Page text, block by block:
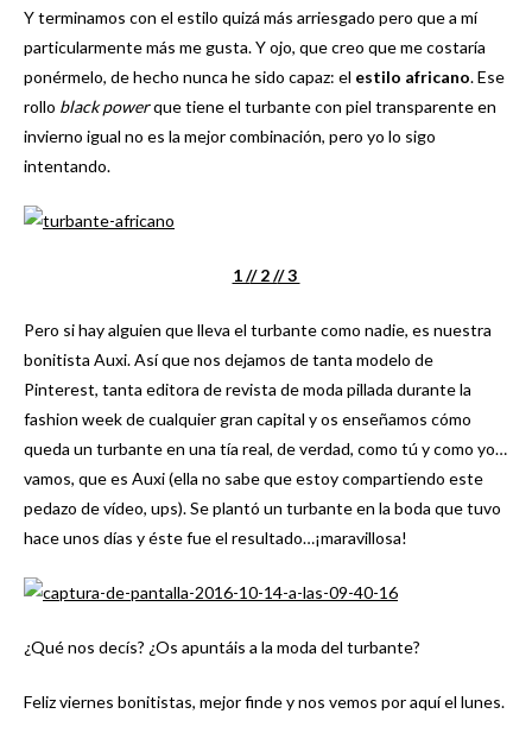
Y terminamos con el estilo quizá más arriesgado pero que a mí
particularmente más me gusta. Y ojo, que creo que me costaría
ponérmelo, de hecho nunca he sido capaz: el estilo africano. Ese
rollo black powerque tiene el turbante con piel transparente en
invierno igual no es la mejor combinación, pero yo lo sigo
intentando.
1 // 2 // 3
Pero si hay alguien que lleva el turbante como nadie, es nuestra
bonitista Auxi. Así que nos dejamos de tanta modelo de
Pinterest, tanta editora de revista de moda pillada durante la
fashion week de cualquier gran capital y os enseñamos cómo
queda un turbante en una tía real, de verdad, como tú y como yo…
vamos, que es Auxi (ella no sabe que estoy compartiendo este
pedazo de vídeo, ups). Se plantó un turbante en la boda que tuvo
hace unos días y éste fue el resultado…¡maravillosa!
¿Qué nos decís? ¿Os apuntáis a la moda del turbante?
Feliz viernes bonitistas, mejor finde y nos vemos por aquí el lunes.